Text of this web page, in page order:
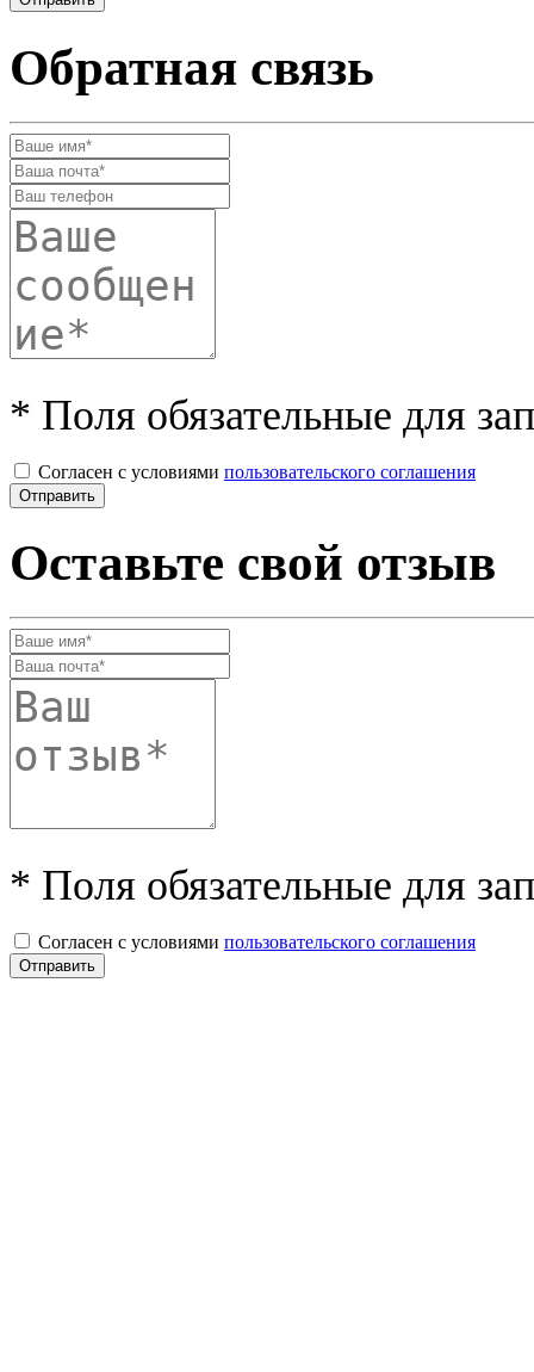
Обратная связь
* Поля обязательные для
Согласен с условиями пользовательского соглашения
Оставьте свой отзыв
* Поля обязательные для
Согласен с условиями пользовательского соглашения